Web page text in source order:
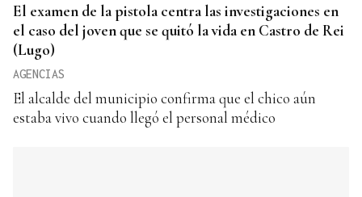
El examen de la pistola centra las investigaciones en
el caso del joven que se quitó la vida en Castro de Rei
(Lugo)
AGENCIAS
El alcalde del municipio confirma que el chico aún
estaba vivo cuando llegó el personal médico